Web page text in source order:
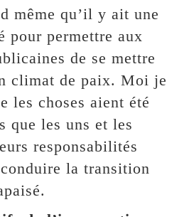
même qu’il y ait une
pour permettre aux
de se mettre
climat de paix. Moi je
les choses aient été
que les uns et les
responsabilités
la transition